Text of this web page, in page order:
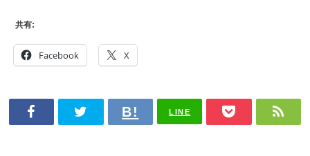
共有:
Facebook X
LINE